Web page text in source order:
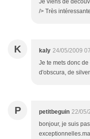
Je viens de
/> Très
K kaly 24/05/2009
Je te mets donc
d'obscura, de
P petitbeguin 22/05/
bonjour, je suis